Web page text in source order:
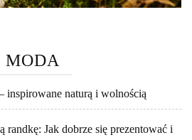
MODA
inspirowane naturą i wolnością
randkę: Jak dobrze się prezentować i